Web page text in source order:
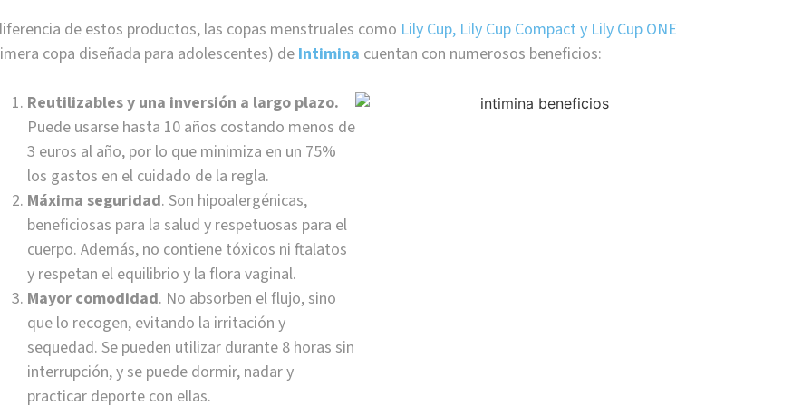
de estos productos, las copas menstruales como Lily Cup, Lily Cup Compact y Lily Cup ONE
copa diseñada para adolescentes) de Intimina cuentan con numerosos beneficios:
Reutilizables y una inversión a largo plazo.
Puede usarse hasta 10 años costando menos de
3 euros al año, por lo que minimiza en un 75%
los gastos en el cuidado de la regla.
Máxima seguridad. Son hipoalergénicas,
beneficiosas para la salud y respetuosas para el
cuerpo. Además, no contiene tóxicos ni ftalatos
y respetan el equilibrio y la flora vaginal.
Mayor comodidad. No absorben el flujo, sino
que lo recogen, evitando la irritación y
sequedad. Se pueden utilizar durante 8 horas sin
interrupción, y se puede dormir, nadar y
practicar deporte con ellas.